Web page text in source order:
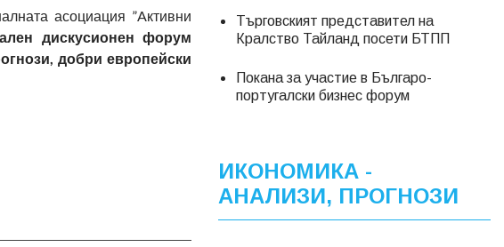
асоциация ”Aктивни
дискусионен форум
добри европейски
Търговският представител на
Кралство Тайланд посети БТПП
Покана за участие в Българо-
португалски бизнес форум
ИКОНОМИКА -
АНАЛИЗИ, ПРОГНОЗИ